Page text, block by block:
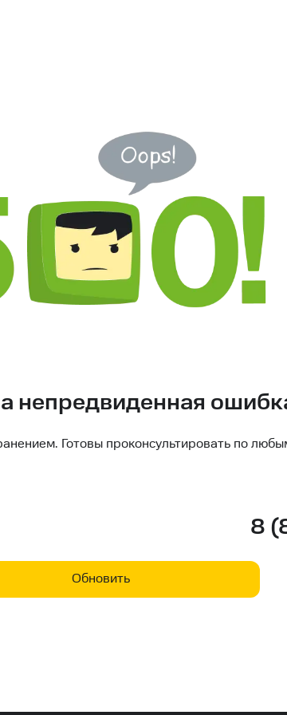
непредвиденная
Готовы проконсультировать по
8
Обновить